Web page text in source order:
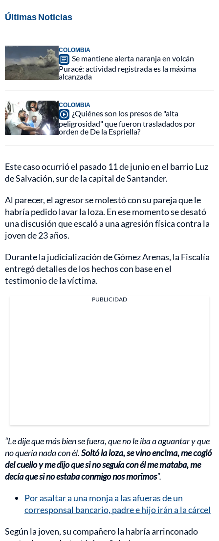
Últimas Noticias
COLOMBIA
Se mantiene alerta naranja en volcán
Puracé: actividad registrada es la máxima
alcanzada
COLOMBIA
¿Quiénes son los presos de "alta
peligrosidad" que fueron trasladados por
orden de De la Espriella?
Este caso ocurrió el pasado 11 de junio en el barrio Luz
de Salvación, sur de la capital de Santander.
Al parecer, el agresor se molestó con su pareja que le
habría pedido lavar la loza. En ese momento se desató
una discusión que escaló a una agresión física contra la
joven de 23 años.
Durante la judicialización de Gómez Arenas, la Fiscalía
entregó detalles de los hechos con base en el
testimonio de la víctima.
PUBLICIDAD
“Le dije que más bien se fuera, que no le iba a aguantar y que
no quería nada con él.Soltó la loza, se vino encima, me cogió
del cuello y me dijo que si no seguía con él me mataba, me
decía que si no estaba conmigo nos morimos”.
Por asaltar a una monja a las afueras de un
corresponsal bancario, padre e hijo irán a la cárcel
Según la joven, su compañero la habría arrinconado